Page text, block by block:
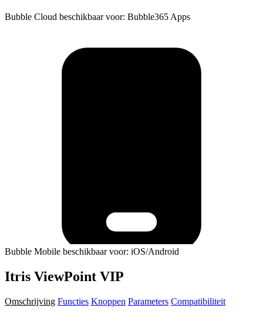
Bubble Cloud beschikbaar voor: Bubble365 Apps
Bubble Mobile beschikbaar voor: iOS/Android
Itris ViewPoint VIP
Omschrijving Functies Knoppen Parameters Compatibiliteit